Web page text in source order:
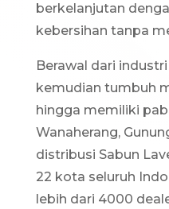
berkelanjutan
kebersihan tanpa
Berawal dari
kemudian tumbuh
hingga memiliki
Wanaherang,
distribusi Sabun
22 kota seluruh
lebih dari 4000